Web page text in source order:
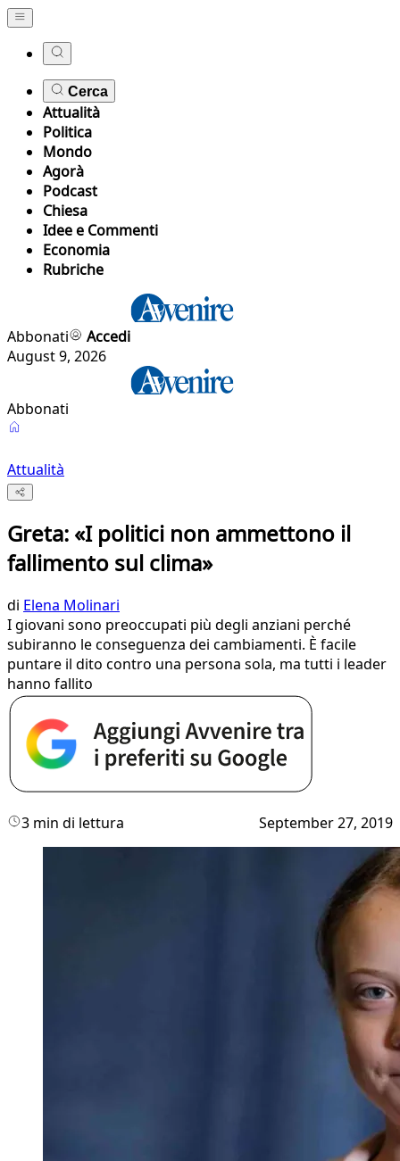
Cerca
Attualità
Politica
Mondo
Agorà
Podcast
Chiesa
Idee e Commenti
Economia
Rubriche
Abbonati
Accedi
August 9, 2026
Abbonati
Attualità
Greta: «I politici non ammettono il
fallimento sul clima»
di Elena Molinari
I giovani sono preoccupati più degli anziani perché
subiranno le conseguenza dei cambiamenti. È facile
puntare il dito contro una persona sola, ma tutti i leader
hanno fallito
3 min di lettura September 27, 2019